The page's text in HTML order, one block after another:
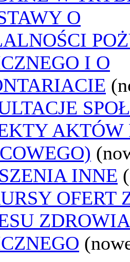
O
I O
AKTÓW
INNE
OFERT
ZDROWIA